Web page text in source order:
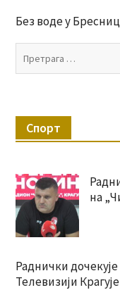
Без воде у
Спорт
на
Раднички
Телевизији